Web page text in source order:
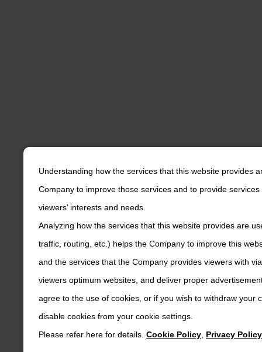
Understanding how the services that this website provides
Company to improve those services and to provide
viewers’ interests and needs.
Analyzing how the services that this website provides are
traffic, routing, etc.) helps the Company to improve this
and the services that the Company provides viewers with
viewers optimum websites, and deliver proper
agree to the use of cookies, or if you wish to withdraw your
disable cookies from your cookie settings.
Please refer here for details. Cookie Policy Privacy Policy